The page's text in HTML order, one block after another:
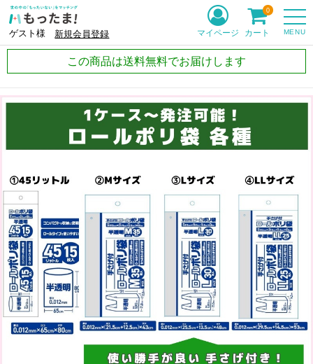
ゲスト様 新規会員登録 MENU
マイページ カート
0
この商品は送料無料でお届けします